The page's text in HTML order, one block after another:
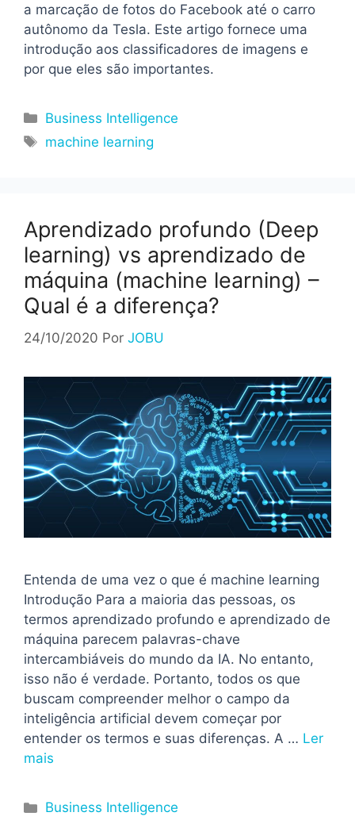
a marcação de fotos do Facebook até o carro
autônomo da Tesla. Este artigo fornece uma
introdução aos classificadores de imagens e
por que eles são importantes.
Categorias
Business Intelligence
Tags
machine learning
Aprendizado profundo (Deep
learning) vs aprendizado de
máquina (machine learning) –
Qual é a diferença?
24/10/2020 Por JOBU
Entenda de uma vez o que é machine learning
Introdução Para a maioria das pessoas, os
termos aprendizado profundo e aprendizado de
máquina parecem palavras-chave
intercambiáveis ​​do mundo da IA. No entanto,
isso não é verdade. Portanto, todos os que
buscam compreender melhor o campo da
inteligência artificial devem começar por
entender os termos e suas diferenças. A … Ler
mais
Categorias
Business Intelligence